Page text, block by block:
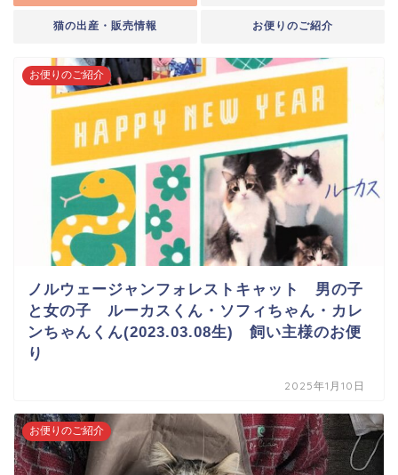
猫の出産・販売情報 お便りのご紹介
お便りのご紹介
ノルウェージャンフォレストキャット 男の子
と女の子 ルーカスくん・ソフィちゃん・カレ
ンちゃんくん(2023.03.08生) 飼い主様のお便
り
2025年1月10日
お便りのご紹介